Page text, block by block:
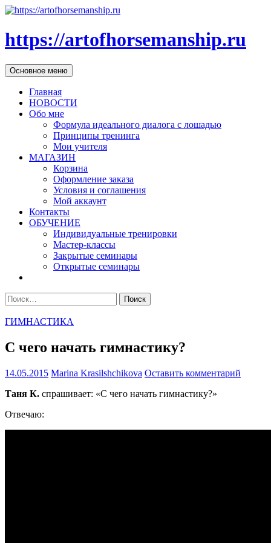
https://artofhorsemanship.ru
Поиск
Основное меню Перейти
к
Главная
НОВОСТИ
Обо мне
Формула идеального диалога с лошадью
Принципы тренинга
Мои учителя
МАГАЗИН
Корзина
Оформление заказа
Условия и соглашения
Мой аккаунт
Контакты
ОБУЧЕНИЕ
Индивидуальные тренировки
Мастер-классы
Закрытые семинары
Открытые семинары
Найти:
ГИМНАСТИКА
С чего начать гимнастику?
14.05.2015 Marina Krasilshchikova Оставить комментарий
Таня К. спрашивает: «С чего начать гимнастику?»
Отвечаю: